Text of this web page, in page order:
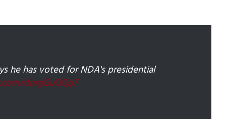
he has voted for NDA's presidential
dorgGuOQqT